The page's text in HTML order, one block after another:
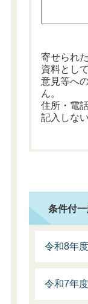
寄せられ
資料とし
意見等へ
ん。
住所・電
記入しな
条件付
令和8年度
令和7年度